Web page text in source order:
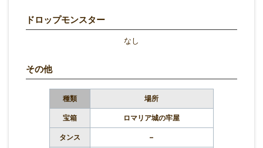
ドロップモンスター
なし
その他
種類 場所
宝箱 ロマリア城の牢屋
タンス –